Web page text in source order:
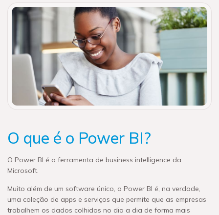
O que é o Power BI?
O Power BI é a ferramenta de business intelligence da
Microsoft.
Muito além de um software único, o Power BI é, na verdade,
uma coleção de apps e serviços que permite que as empresas
trabalhem os dados colhidos no dia a dia de forma mais